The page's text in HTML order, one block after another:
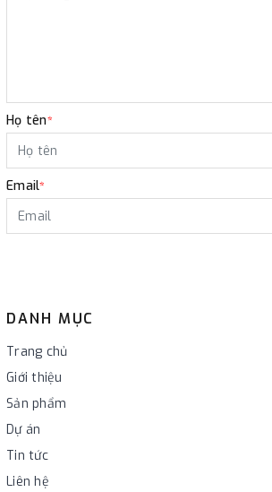
DANH MỤC
Trang chủ
Giới thiệu
Sản phẩm
Dự án
Tin tức
Liên hệ
Họ tên*
Email*